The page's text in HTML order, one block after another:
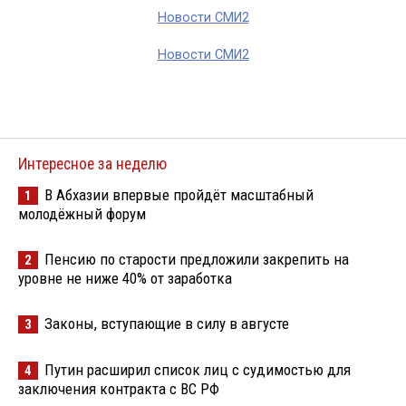
Новости СМИ2
Новости СМИ2
Интересное за неделю
1
В Абхазии впервые пройдёт масштабный
молодёжный форум
2
Пенсию по старости предложили закрепить на
уровне не ниже 40% от заработка
3 Законы, вступающие в силу в августе
4
Путин расширил список лиц с судимостью для
заключения контракта с ВС РФ